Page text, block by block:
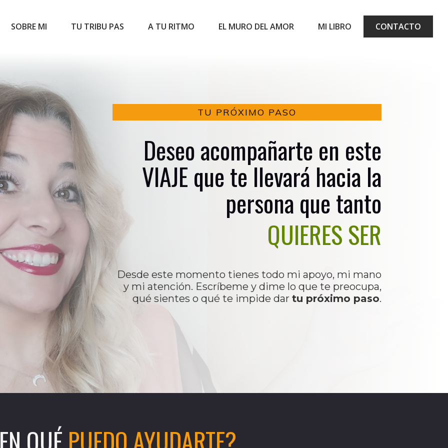
SOBRE MI TU TRIBU PAS A TU RITMO EL MURO DEL AMOR MI LIBRO CONTACTO
TU PRÓXIMO PASO
Deseo acompañarte en este
VIAJE que te llevará hacia la
persona que tanto
QUIERES SER
Desde este momento tienes todo mi apoyo, mi mano
y mi atención. Escríbeme y dime lo que te preocupa,
qué sientes o qué te impide dar tu próximo paso.
QUÉ PUEDO AYUDARTE?